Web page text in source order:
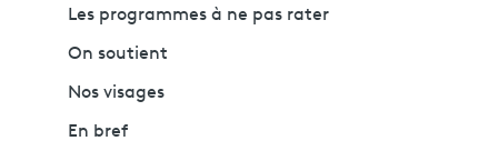
Les programmes à ne pas rater
On soutient
Nos visages
En bref